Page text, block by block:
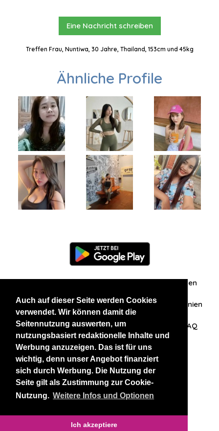
Auch auf dieser Seite werden Cookies
verwendet. Wir können damit die
Seitennutzung auswerten, um
nutzungsbasiert redaktionelle Inhalte und
Werbung anzuzeigen. Das ist für uns
wichtig, denn unser Angebot finanziert
sich durch Werbung. Die Nutzung der
Seite gilt als Zustimmung zur Cookie-
Nutzung. Weitere Infos und Optionen
Ich akzeptiere
Eine Nachricht schreiben
Treffen Frau, Nuntiwa, 30 Jahre, Thailand, 153cm und 45kg
Ähnliche Profile
Zuschriften/Erfahrungen
Datenschutzerklärung AGB Datenschutzrichtlinien
Nehmen Sie Kontakt mit uns auf FAQ
Unsere anderen Websites
BlackAndBeauties RussianKisses